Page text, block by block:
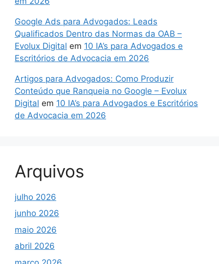
Google Ads para Advogados: Leads
Qualificados Dentro das Normas da OAB –
Evolux Digital em 10 IA’s para Advogados e
Escritórios de Advocacia em 2026
Artigos para Advogados: Como Produzir
Conteúdo que Ranqueia no Google – Evolux
Digital em 10 IA’s para Advogados e Escritórios
de Advocacia em 2026
Arquivos
julho 2026
junho 2026
maio 2026
abril 2026